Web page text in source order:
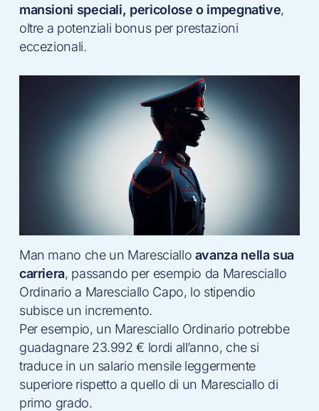
mansioni speciali, pericolose o impegnative,
oltre a potenziali bonus per prestazioni
eccezionali.
Man mano che un Maresciallo avanza nella sua
carriera, passando per esempio da Maresciallo
Ordinario a Maresciallo Capo, lo stipendio
subisce un incremento.
Per esempio, un Maresciallo Ordinario potrebbe
guadagnare 23.992 € lordi all’anno, che si
traduce in un salario mensile leggermente
superiore rispetto a quello di un Maresciallo di
primo grado.